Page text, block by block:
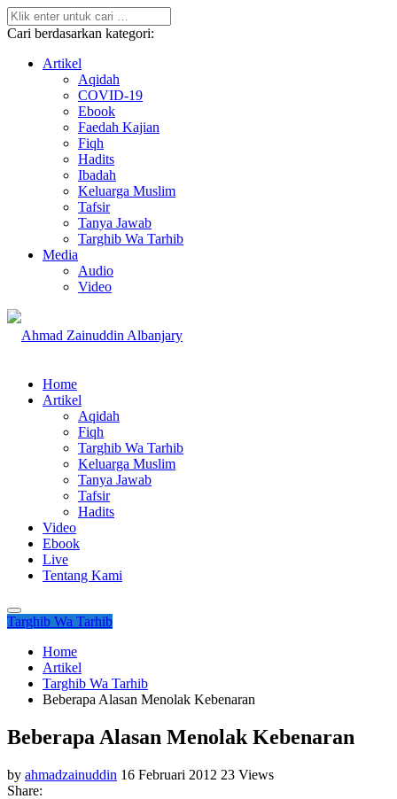
Cari berdasarkan kategori:
Artikel
Aqidah
COVID-19
Ebook
Faedah Kajian
Fiqh
Hadits
Ibadah
Keluarga Muslim
Tafsir
Tanya Jawab
Targhib Wa Tarhib
Media
Audio
Video
Home
Artikel
Aqidah
Fiqh
Targhib Wa Tarhib
Keluarga Muslim
Tanya Jawab
Tafsir
Hadits
Video
Ebook
Live
Tentang Kami
Targhib Wa Tarhib
Home
Artikel
Targhib Wa Tarhib
Beberapa Alasan Menolak Kebenaran
Beberapa Alasan Menolak Kebenaran
by ahmadzainuddin 16 Februari 2012 23 Views
Share: